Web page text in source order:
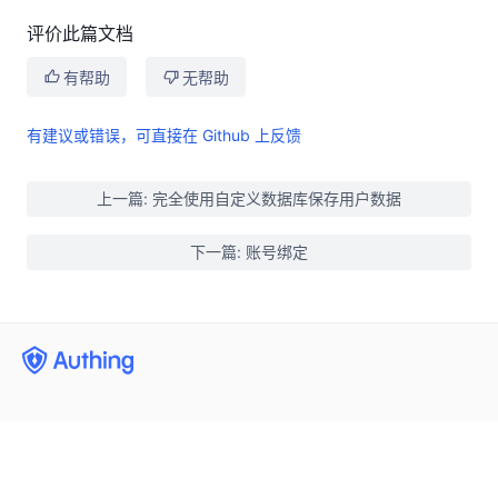
评价此篇文档
有帮助 无帮助
有建议或错误，可直接在 Github 上反馈
上一篇: 完全使用自定义数据库保存用户数据
下一篇: 账号绑定